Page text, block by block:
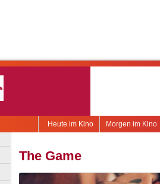
Morgen im Kino
Heute im Kino
The Game